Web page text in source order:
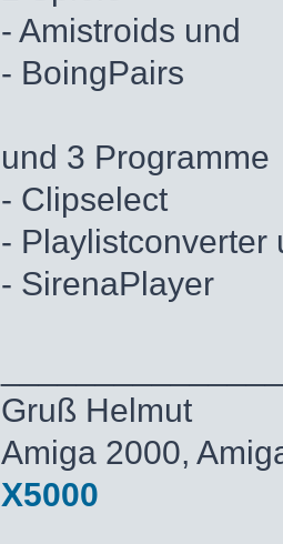
- Amistroids und
- BoingPairs
und 3 Programme
- Clipselect
- Playlistconverter
- SirenaPlayer
Gruß Helmut
Amiga 2000,
X5000